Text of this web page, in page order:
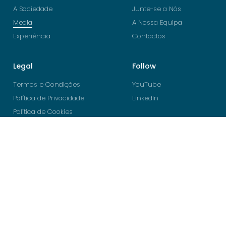
A Sociedade
Media
Experiência
Junte-se a Nós
A Nossa Equipa
Contactos
Legal
Termos e Condições
Política de Privacidade
Política de Cookies
Follow
YouTube
LinkedIn